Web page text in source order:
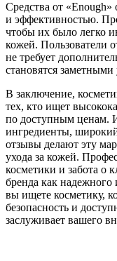
Средства от «Enough»
и эффективностью.
чтобы их было легко
кожей. Пользователи
не требует
становятся
В заключение,
тех, кто ищет
по доступным ценам.
ингредиенты,
отзывы делают эту
ухода за кожей.
косметики и забота о
бренда как надежного
вы ищете косметику,
безопасность и
заслуживает вашего